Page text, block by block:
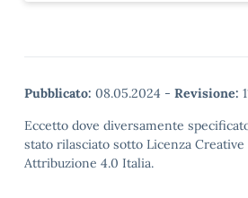
Pubblicato: 08.05.2024 - Revisione:
Eccetto dove diversamente
stato rilasciato sotto Licenza Creative
Attribuzione 4.0 Italia.